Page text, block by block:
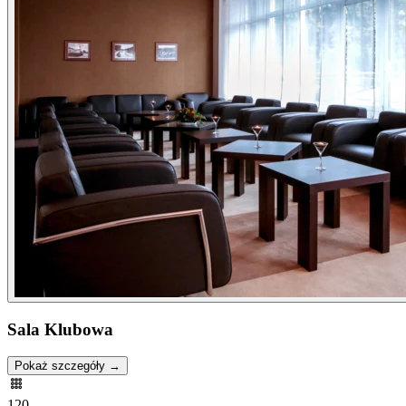
Sala Klubowa
Pokaż szczegóły →